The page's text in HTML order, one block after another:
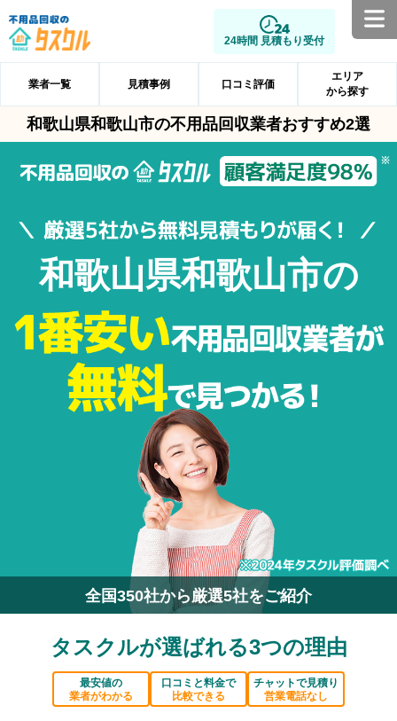
24時間 見積もり受付
業者一覧 見積事例 口コミ評価
エリア
から探す
和歌山県和歌山市の不用品回収業者おすすめ2選
和歌山県和歌山市の
全国350社から厳選5社をご紹介
タスクルが選ばれる3つの理由
最安値の
業者がわかる
口コミと料金で
比較できる
チャットで見積り
営業電話なし